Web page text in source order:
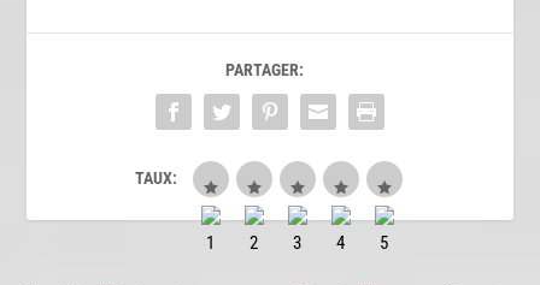
PARTAGER:
TAUX: